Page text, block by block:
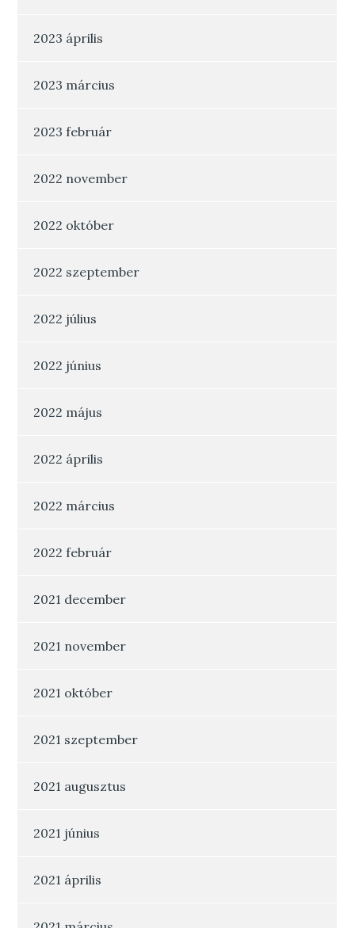
2023 április
2023 március
2023 február
2022 november
2022 október
2022 szeptember
2022 július
2022 június
2022 május
2022 április
2022 március
2022 február
2021 december
2021 november
2021 október
2021 szeptember
2021 augusztus
2021 június
2021 április